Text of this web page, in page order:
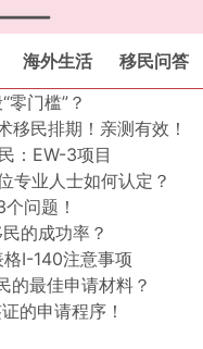
海外生活
移民问答
门槛”？
民排期！亲测有效！
：EW-3项目
专业人士如何认定？
问题！
的成功率？
I-140注意事项
的最佳申请材料？
的申请程序！